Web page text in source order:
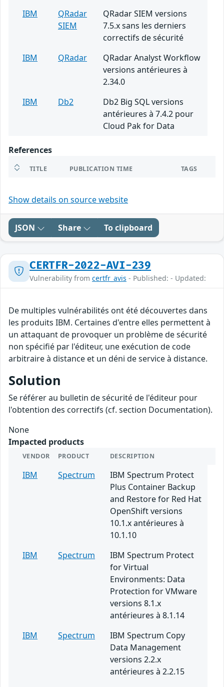
IBM
QRadar
SIEM
QRadar SIEM versions
7.5.x sans les derniers
correctifs de sécurité
IBM
QRadar
QRadar Analyst Workflow
versions antérieures à
2.34.0
IBM
Db2
Db2 Big SQL versions
antérieures à 7.4.2 pour
Cloud Pak for Data
References
TITLE PUBLICATION TIME TAGS
Show details on source website
JSON Share To clipboard
CERTFR-2022-AVI-239
Vulnerability from certfr_avis - Published: - Updated:
De multiples vulnérabilités ont été découvertes dans
les produits IBM. Certaines d'entre elles permettent à
un attaquant de provoquer un problème de sécurité
non spécifié par l'éditeur, une exécution de code
arbitraire à distance et un déni de service à distance.
Solution
Se référer au bulletin de sécurité de l'éditeur pour
l'obtention des correctifs (cf. section Documentation).
None
Impacted products
VENDOR PRODUCT DESCRIPTION
IBM Spectrum
IBM Spectrum Protect
Plus Container Backup
and Restore for Red Hat
OpenShift versions
10.1.x antérieures à
10.1.10
IBM
Spectrum
IBM Spectrum Protect
for Virtual
Environments: Data
Protection for VMware
versions 8.1.x
antérieures à 8.1.14
IBM
Spectrum
IBM Spectrum Copy
Data Management
versions 2.2.x
antérieures à 2.2.15